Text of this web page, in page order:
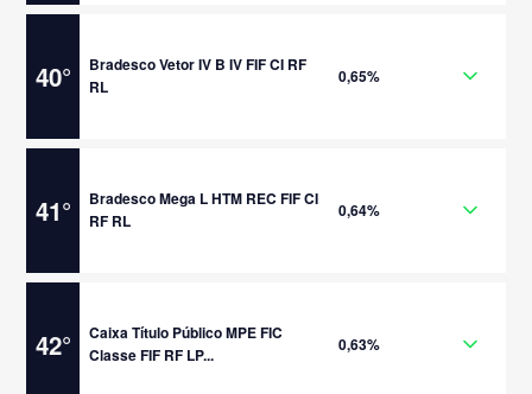
40°
Bradesco Vetor IV B IV FIF CI RF
RL
0,65%
41°
Bradesco Mega L HTM REC FIF CI
RF RL
0,64%
42°
Caixa Título Público MPE FIC
Classe FIF RF LP...
0,63%